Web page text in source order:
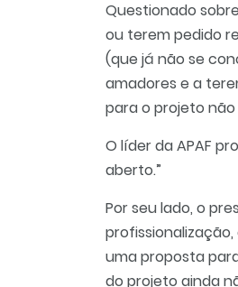
Questionado
ou terem pedido
(que já não se
amadores e a
para o projeto
O líder da APAF
aberto.”
Por seu lado, o
uma proposta
do projeto ainda